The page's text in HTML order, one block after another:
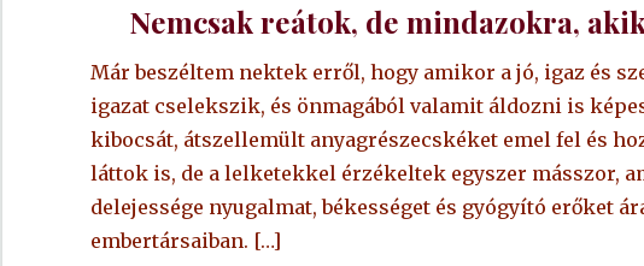
Nemcsak reátok, de mindazokra,
Már beszéltem nektek erről, hogy amikor a jó, igaz és
igazat cselekszik, és önmagából valamit áldozni is
kibocsát, átszellemült anyagrészecskéket emel fel és
láttok is, de a lelketekkel érzékeltek egyszer másszor,
delejessége nyugalmat, békességet és gyógyító erőket
embertársaiban. […]